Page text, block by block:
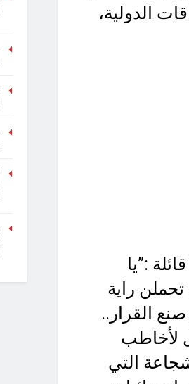
الدولية،
:”يا
راية
القرار..
لأخاطب
التي